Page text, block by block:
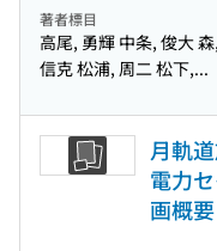
著者標目
高尾, 勇輝 中条, 俊大
信克 松浦, 周二 松下,...
月軌
電力
画概要